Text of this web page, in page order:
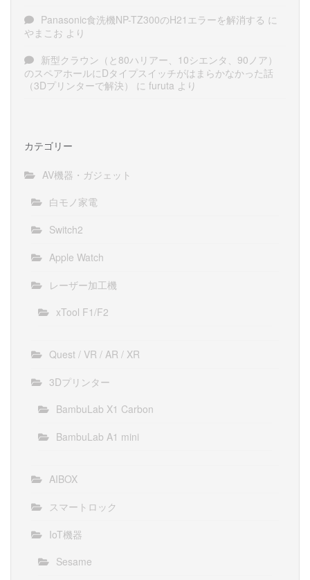
Panasonic食洗機NP-TZ300のH21エラーを解消する に
やまこお より
新型クラウン（と80ハリアー、10シエンタ、90ノア）
のスペアホールにDタイプスイッチがはまらかなかった話
（3Dプリンターで解決）
に furuta より
カテゴリー
AV機器・ガジェット
白モノ家電
Switch2
Apple Watch
レーザー加工機
xTool F1/F2
Quest / VR / AR / XR
3Dプリンター
BambuLab X1 Carbon
BambuLab A1 mini
AIBOX
スマートロック
IoT機器
Sesame